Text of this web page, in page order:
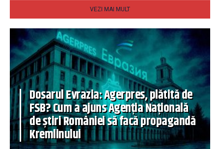
VEZI MAI MULT
Dosarul Evrazia: Agerpres, plătită de
FSB? Cum a ajuns Agenția Națională
de știri României să facă propagandă
Kremlinului